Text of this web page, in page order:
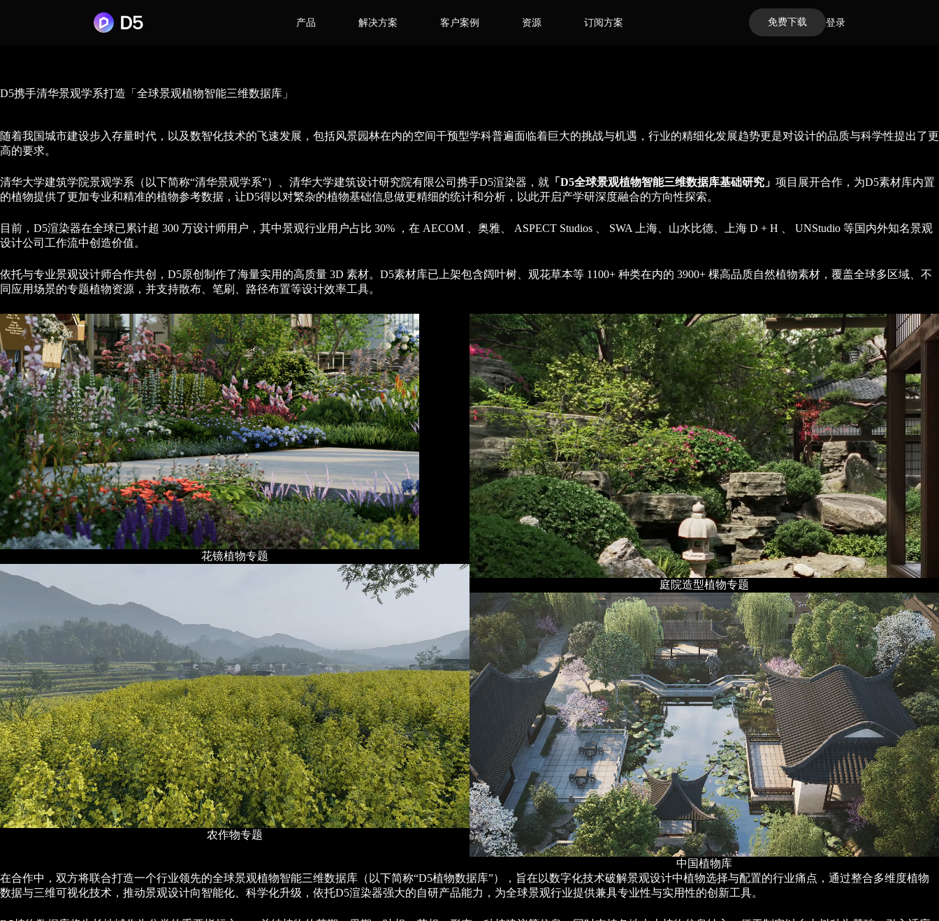
产品 解决方案 客户案例 资源 订阅方案 免费下载 登录
D5携手清华景观学系打造「全球景观植物智能三维数据库」
随着我国城市建设步入存量时代，以及数智化技术的飞速发展，包括风景园林在内的空间干预型学科普遍面临着巨大的挑战与机遇，行业的精细化发展趋势更是对设计的品质与科学性提出了更
高的要求。
清华大学建筑学院景观学系（以下简称“清华景观学系”）、清华大学建筑设计研究院有限公司携手D5渲染器，就 「D5全球景观植物智能三维数据库基础研究」 项目展开合作，为D5素材库内置
的植物提供了更加专业和精准的植物参考数据，让D5得以对繁杂的植物基础信息做更精细的统计和分析，以此开启产学研深度融合的方向性探索。
目前，D5渲染器在全球已累计超 300 万设计师用户，其中景观行业用户占比 30% ，在 AECOM 、奥雅、 ASPECT Studios 、 SWA 上海、山水比德、上海 D + H 、 UNStudio 等国内外知名景观
设计公司工作流中创造价值。
依托与专业景观设计师合作共创，D5原创制作了海量实用的高质量 3D 素材。D5素材库已上架包含阔叶树、观花草本等 1100+ 种类在内的 3900+ 棵高品质自然植物素材，覆盖全球多区域、不
同应用场景的专题植物资源，并支持散布、笔刷、路径布置等设计效率工具。
花镜植物专题
农作物专题
庭院造型植物专题
中国植物库
在合作中，双方将联合打造一个行业领先的全球景观植物智能三维数据库（以下简称“D5植物数据库”），旨在以数字化技术破解景观设计中植物选择与配置的行业痛点，通过整合多维度植物
数据与三维可视化技术，推动景观设计向智能化、科学化升级，依托D5渲染器强大的自研产品能力，为全球景观行业提供兼具专业性与实用性的创新工具。